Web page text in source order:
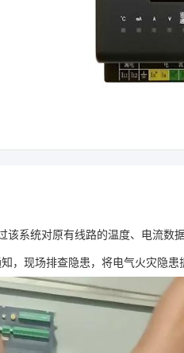
该系统对原有线路的温度、电流数
，现场排查隐患，将电气火灾隐患